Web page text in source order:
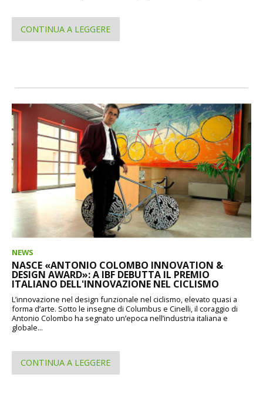
CONTINUA A LEGGERE
NEWS
NASCE «ANTONIO COLOMBO INNOVATION &
DESIGN AWARD»: A IBF DEBUTTA IL PREMIO
ITALIANO DELL'INNOVAZIONE NEL CICLISMO
L’innovazione nel design funzionale nel ciclismo, elevato quasi a
forma d’arte. Sotto le insegne di Columbus e Cinelli, il coraggio di
Antonio Colombo ha segnato un’epoca nell’industria italiana e
globale...
CONTINUA A LEGGERE